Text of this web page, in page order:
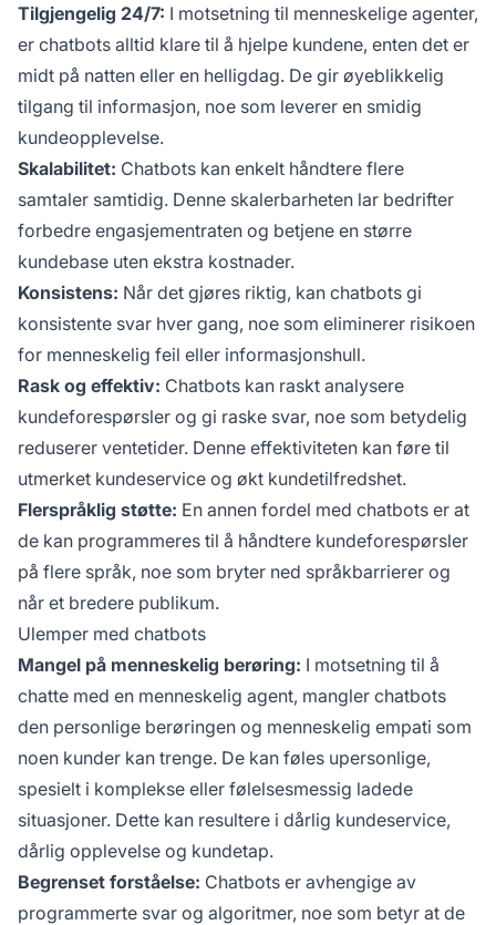
Tilgjengelig 24/7: I motsetning til menneskelige agenter,
er chatbots alltid klare til å hjelpe kundene, enten det er
midt på natten eller en helligdag. De gir øyeblikkelig
tilgang til informasjon, noe som leverer en smidig
kundeopplevelse.
Skalabilitet: Chatbots kan enkelt håndtere flere
samtaler samtidig. Denne skalerbarheten lar bedrifter
forbedre engasjementraten og betjene en større
kundebase uten ekstra kostnader.
Konsistens: Når det gjøres riktig, kan chatbots gi
konsistente svar hver gang, noe som eliminerer risikoen
for menneskelig feil eller informasjonshull.
Rask og effektiv: Chatbots kan raskt analysere
kundeforespørsler og gi raske svar, noe som betydelig
reduserer ventetider. Denne effektiviteten kan føre til
utmerket kundeservice og økt kundetilfredshet.
Flerspråklig støtte: En annen fordel med chatbots er at
de kan programmeres til å håndtere kundeforespørsler
på flere språk, noe som bryter ned språkbarrierer og
når et bredere publikum.
Ulemper med chatbots
Mangel på menneskelig berøring: I motsetning til å
chatte med en menneskelig agent, mangler chatbots
den personlige berøringen og menneskelig empati som
noen kunder kan trenge. De kan føles upersonlige,
spesielt i komplekse eller følelsesmessig ladede
situasjoner. Dette kan resultere i dårlig kundeservice,
dårlig opplevelse og kundetap.
Begrenset forståelse: Chatbots er avhengige av
programmerte svar og algoritmer, noe som betyr at de